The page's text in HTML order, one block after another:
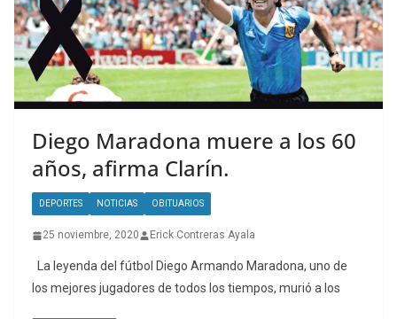
Diego Maradona muere a los 60
años, afirma Clarín.
DEPORTES NOTICIAS OBITUARIOS
25 noviembre, 2020 Erick Contreras Ayala
La leyenda del fútbol Diego Armando Maradona, uno de
los mejores jugadores de todos los tiempos, murió a los